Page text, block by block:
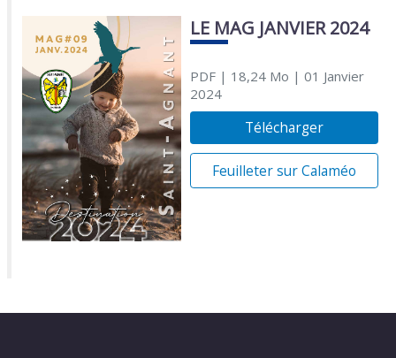
LE MAG JANVIER 2024
PDF| 18,24 Mo | 01 Janvier
2024
Télécharger
Feuilleter sur Calaméo